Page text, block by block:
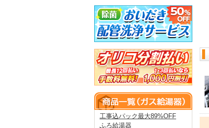
工事込パック最大89%OFF
ふろ給湯器